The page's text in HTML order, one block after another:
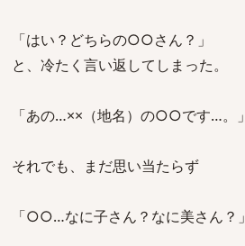
「はい？どちらの○○さん？」
と、冷たく言い返してしまった。
「あの…××（地名）の○○です…。」
それでも、まだ思い当たらず
「○○…なに子さん？なに美さん？」